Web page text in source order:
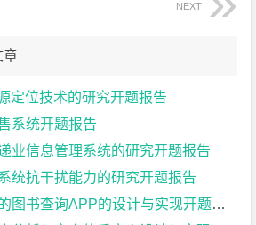
NEXT
章
定位技术的研究开题报告
系统开题报告
业信息管理系统的研究开题报告
统抗干扰能力的研究开题报告
图书查询APP的设计与实现开题报告